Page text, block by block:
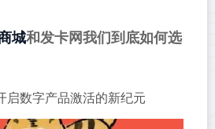
城和发卡网我们到底如何选
启数字产品激活的新纪元